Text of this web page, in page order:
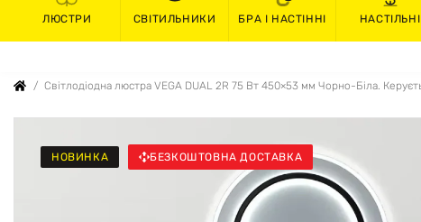
ЛЮСТРИ СВІТИЛЬНИКИ БРА І НАСТІННІ НАСТІЛЬНІ
Світлодіодна люстра VEGA DUAL 2R 75 Вт 450×53 мм Чорно-Біла.
НОВИНКА БЕЗКОШТОВНА ДОСТАВКА